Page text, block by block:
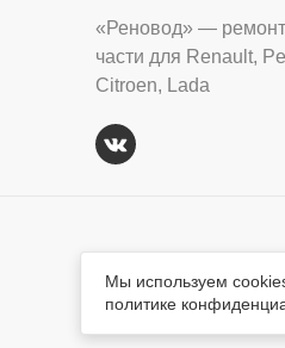
«Реновод» —
части для Renault,
Citroen, Lada
© «Реновод» 2008-2026
Мы используем
политике